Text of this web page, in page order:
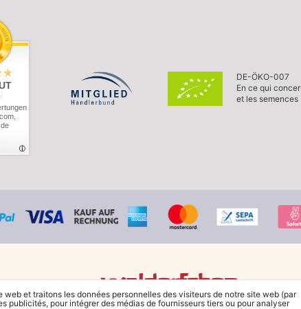
DE-ÖKO-007
En ce qui
et les semences
© Copyright 2026 Waldorfshop|Tous droits réservés.
et traitons les données personnelles des visiteurs de notre site web (par
publicités, pour intégrer des médias de fournisseurs tiers ou pour analyser